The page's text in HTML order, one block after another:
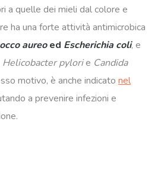
a quelle dei mieli dal colore e
ha una forte attività antimicrobica
aureoed Escherichia coli, e
Helicobacter pylorie Candida
motivo, è anche indicato nel
a prevenire infezioni e